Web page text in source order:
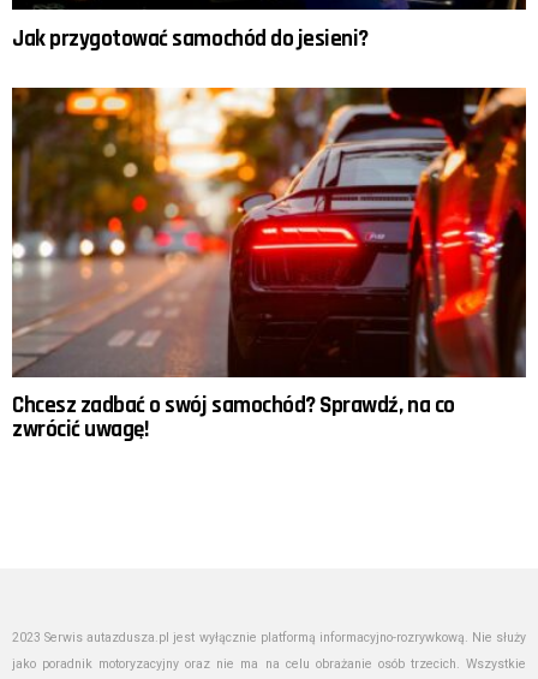
Jak przygotować samochód do jesieni?
Chcesz zadbać o swój samochód? Sprawdź, na co
zwrócić uwagę!
2023 Serwis autazdusza.pl jest wyłącznie platformą informacyjno-rozrywkową. Nie służy
jako poradnik motoryzacyjny oraz nie ma na celu obrażanie osób trzecich. Wszystkie